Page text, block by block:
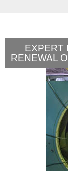
EXPERT
RENEWAL